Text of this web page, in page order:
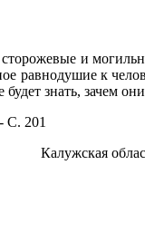
и
равнодушие к
знать, зачем
С. 201
областная